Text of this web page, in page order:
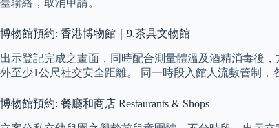
臺聯絡，取消申請。
博物館預約: 香港博物館｜9.茶具文物館
出示登記完成之畫面，同時配合測量體溫及酒精消毒後
外至少1公尺社交安全距離。 同一時段入館人流數管制，
博物館預約: 餐廳和商店 Restaurants & Shops